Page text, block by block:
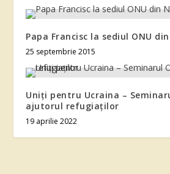
Papa Francisc la sediul ONU
25 septembrie 2015
Uniți pentru Ucraina –
ajutorul refugiaților
19 aprilie 2022